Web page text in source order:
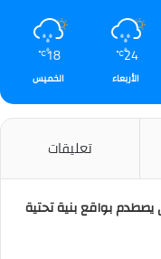
24
℃
الأربعاء
18
℃
الخميس
تعليقات
بواقع بنية تحتية